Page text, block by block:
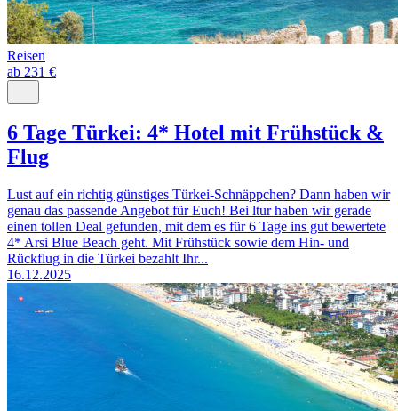
Reisen
ab 231 €
6 Tage Türkei: 4* Hotel mit Frühstück &
Flug
Lust auf ein richtig günstiges Türkei-Schnäppchen? Dann haben wir
genau das passende Angebot für Euch! Bei ltur haben wir gerade
einen tollen Deal gefunden, mit dem es für 6 Tage ins gut bewertete
4* Arsi Blue Beach geht. Mit Frühstück sowie dem Hin- und
Rückflug in die Türkei bezahlt Ihr...
16.12.2025